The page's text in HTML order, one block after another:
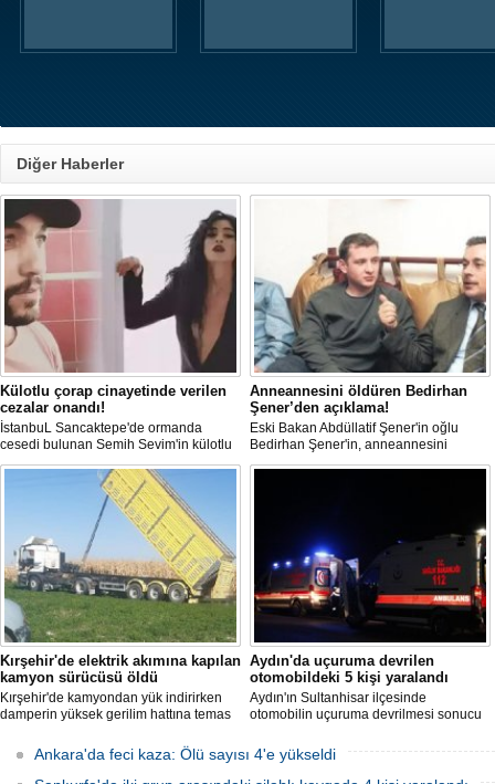
Diğer Haberler
Külotlu çorap cinayetinde verilen
cezalar onandı!
İstanbuL Sancaktepe'de ormanda
cesedi bulunan Semih Sevim'in külotlu
çorapla boğularak öldürüldüğü
iddiasına ilişkin sanık Seçil Çiftçi'ye
verilen 'ağırlaştırılmış müebbet' ve
babası hakkındaki 'müebbet' kararı,
istinaf mahkemesi onadı.
Anneannesini öldüren Bedirhan
Şener’den açıklama!
Eski Bakan Abdüllatif Şener'in oğlu
Bedirhan Şener'in, anneannesini
öldürmesine ilişkin davada karar
çekerken, Şener'e verilen ceza belli
Kırşehir'de elektrik akımına kapılan
kamyon sürücüsü öldü
Kırşehir'de kamyondan yük indirirken
damperin yüksek gerilim hattına temas
sürücü hayatını kaybetti.
Aydın'da uçuruma devrilen
otomobildeki 5 kişi yaralandı
Aydın'ın Sultanhisar ilçesinde
otomobilin uçuruma devrilmesi sonucu
Ankara'da feci kaza: Ölü sayısı 4'e yükseldi
Hastane'de operasyon:
Rüşvet'
Ondokuzmayıs
Hastanesinde bazı
hastalardan rüşvet aldığı
başlatılan 'Soruşturma'
Samsun ve Ordu’da eş
operasyon düzenlendi.